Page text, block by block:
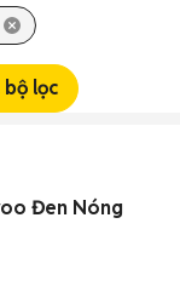
lọc
Đen Nóng